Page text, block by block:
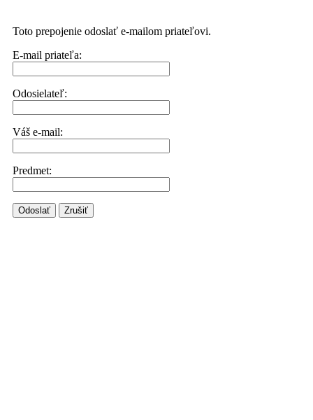
Toto prepojenie odoslať e-mailom priateľovi.
E-mail priateľa:
Odosielateľ:
Váš e-mail:
Predmet:
Odoslať Zrušiť